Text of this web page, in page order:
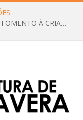
CHAMAMENTO PÚBLICO Nº 01/2026 – FOMENTO À CRIAÇÃO E A CIRCULAÇÃO DE PRODUÇÕES CULTURAIS – Aldir Blanc